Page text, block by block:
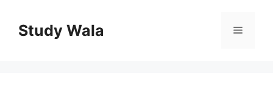
contentStudy Wala Menu